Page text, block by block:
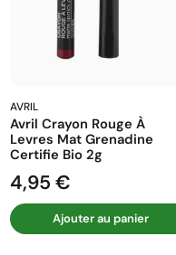
AVRIL
Avril Crayon Rouge À
Levres Mat Grenadine
Certifie Bio 2g
Prix
4,95 €
Ajouter au panier